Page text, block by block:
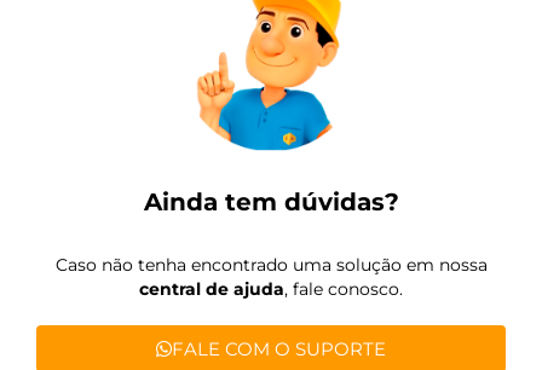
Ainda tem dúvidas?
Caso não tenha encontrado uma solução em nossa
central de ajuda, fale conosco.
FALE COM O SUPORTE